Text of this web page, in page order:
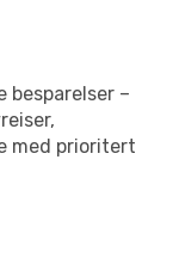
besparelser –
med prioritert